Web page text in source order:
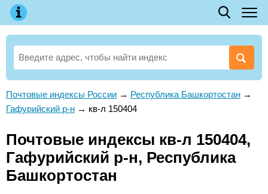
Почтовые индексы России → Республика Башкортостан →
Гафурийский р-н → кв-л 150404
Почтовые индексы кв-л 150404,
Гафурийский р-н, Республика
Башкортостан